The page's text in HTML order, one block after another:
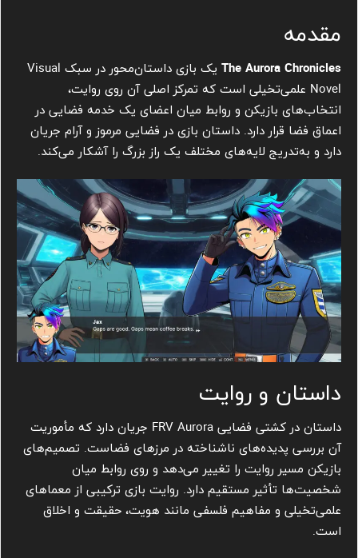
مقدمه
The Aurora Chronicles
یک بازی داستان‌محور در سبک Visual
Novel علمی‌تخیلی است که تمرکز اصلی آن روی روایت،
انتخاب‌های بازیکن و روابط میان اعضای یک خدمه فضایی در
اعماق فضا قرار دارد. داستان بازی در فضایی مرموز و آرام جریان
دارد و به‌تدریج لایه‌های مختلف یک راز بزرگ را آشکار می‌کند.
داستان و روایت
داستان در کشتی فضایی FRV Aurora جریان دارد که مأموریت
آن بررسی پدیده‌های ناشناخته در مرزهای فضاست. تصمیم‌های
بازیکن مسیر روایت را تغییر می‌دهد و روی روابط میان
شخصیت‌ها تأثیر مستقیم دارد. روایت بازی ترکیبی از معماهای
علمی‌تخیلی و مفاهیم فلسفی مانند هویت، حقیقت و اخلاق
است.